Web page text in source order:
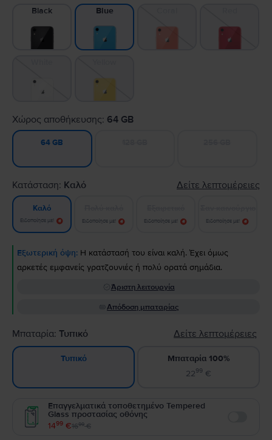
Black Blue
Χώρος αποθήκευσης: 64 GB
64 GB
Κατάσταση: Καλό Δείτε λεπτομέρειες
Καλό
Ειδοποίησε με! Ειδοποίησε με! Ειδοποίησε με! Ειδοποίησε με!
Εξωτερική όψη: Η κατάστασή του είναι καλή. Έχει όμως
αρκετές εμφανείς γρατζουνιές ή πολύ ορατά σημάδια.
Άριστη λειτουργία
Απόδοση μπαταρίας
Μπαταρία: Τυπικό Δείτε λεπτομέρειες
Τυπικό
Μπαταρία 100%
2299 €
Επαγγελματικά τοποθετημένο Tempered
Glass προστασίας οθόνης
1499 €1699€